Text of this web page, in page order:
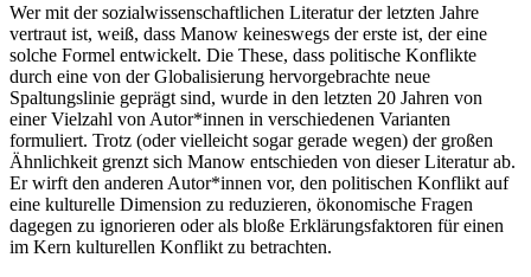
Wer mit der sozialwissenschaftlichen Literatur der letzten Jahre
vertraut ist, weiß, dass Manow keineswegs der erste ist, der eine
solche Formel entwickelt. Die These, dass politische Konflikte
durch eine von der Globalisierung hervorgebrachte neue
Spaltungslinie geprägt sind, wurde in den letzten 20 Jahren von
einer Vielzahl von Autor*innen in verschiedenen Varianten
formuliert. Trotz (oder vielleicht sogar gerade wegen) der großen
Ähnlichkeit grenzt sich Manow entschieden von dieser Literatur ab.
Er wirft den anderen Autor*innen vor, den politischen Konflikt auf
eine kulturelle Dimension zu reduzieren, ökonomische Fragen
dagegen zu ignorieren oder als bloße Erklärungsfaktoren für einen
im Kern kulturellen Konflikt zu betrachten.